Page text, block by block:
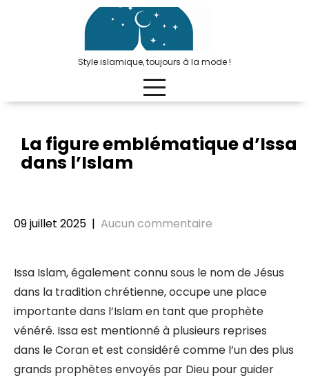
Style islamique, toujours à la mode !
La figure emblématique d’Issa
dans l’Islam
09 juillet 2025 | Aucun commentaire
Issa Islam, également connu sous le nom de Jésus
dans la tradition chrétienne, occupe une place
importante dans l’Islam en tant que prophète
vénéré. Issa est mentionné à plusieurs reprises
dans le Coran et est considéré comme l’un des plus
grands prophètes envoyés par Dieu pour guider